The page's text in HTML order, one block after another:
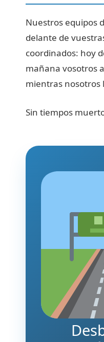
Nuestros equipos
delante de
coordinados: hoy
mañana vosotros
mientras nosotros
Sin tiempos